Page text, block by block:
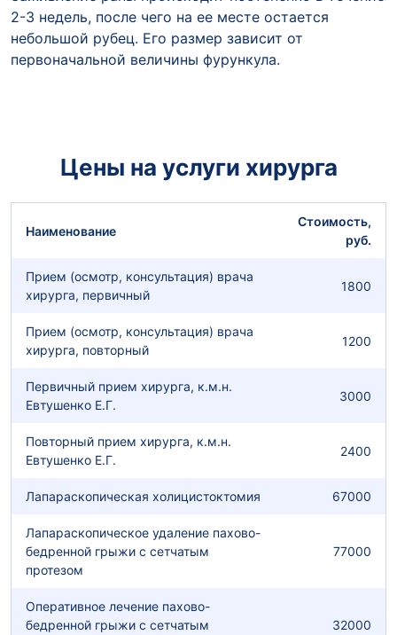
2-3 недель, после чего на ее месте остается
небольшой рубец. Его размер зависит от
первоначальной величины фурункула.
Цены на услуги хирурга
Наименование
Стоимость,
руб.
Прием (осмотр, консультация) врача
хирурга, первичный
1800
Прием (осмотр, консультация) врача
хирурга, повторный
1200
Первичный прием хирурга, к.м.н.
Евтушенко Е.Г.
3000
Повторный прием хирурга, к.м.н.
Евтушенко Е.Г.
2400
Лапараскопическая холицистоктомия 67000
Лапараскопическое удаление пахово-
бедренной грыжи с сетчатым
протезом
77000
Оперативное лечение пахово-
бедренной грыжи с сетчатым
32000